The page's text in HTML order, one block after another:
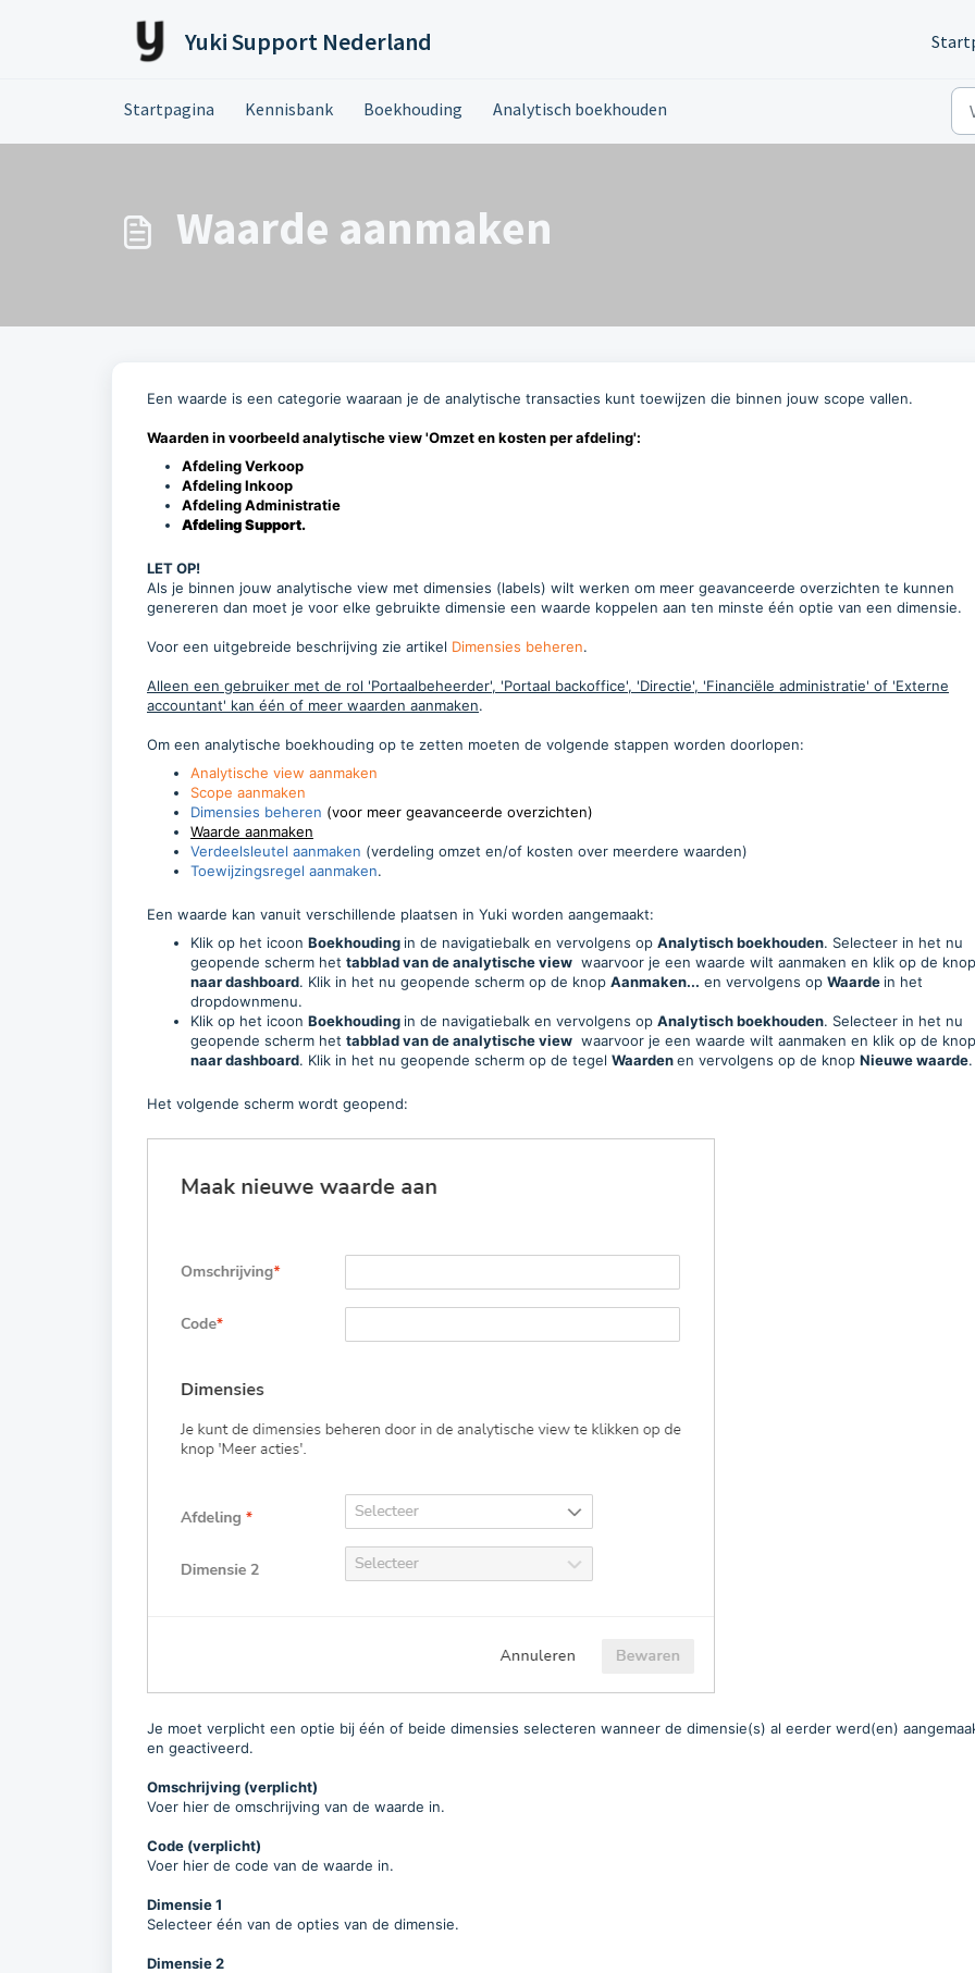
Yuki Support Nederland
Startpagina Kennisbank Boekhouding Analytisch boekhouden
Waarde aanmaken
Een waarde is een categorie waaraan je de analytische transacties kunt toewijzen die binnen jouw scope vallen.
Waarden in voorbeeld analytische view 'Omzet en kosten per afdeling':
Afdeling Verkoop
Afdeling Inkoop
Afdeling Administratie
Afdeling Support.
LET OP!
Als je binnen jouw analytische view met dimensies (labels) wilt werken om meer geavanceerde overzichten te kunnen
genereren dan moet je voor elke gebruikte dimensie een waarde koppelen aan ten minste één optie van een dimensie.
Voor een uitgebreide beschrijving zie artikel Dimensies beheren.
Alleen een gebruiker met de rol 'Portaalbeheerder', 'Portaal backoffice', 'Directie', 'Financiële administratie' of 'Externe
accountant' kan één of meer waarden aanmaken.
Om een analytische boekhouding op te zetten moeten de volgende stappen worden doorlopen:
Analytische view aanmaken
Scope aanmaken
Dimensies beheren (voor meer geavanceerde overzichten)
Waarde aanmaken
Verdeelsleutel aanmaken (verdeling omzet en/of kosten over meerdere waarden)
Toewijzingsregel aanmaken.
Een waarde kan vanuit verschillende plaatsen in Yuki worden aangemaakt:
Klik op het icoon Boekhouding in de navigatiebalk en vervolgens op Analytisch boekhouden. Selecteer in het nu
geopende scherm het tabblad van de analytische view waarvoor je een waarde wilt aanmaken en klik op de
naar dashboard. Klik in het nu geopende scherm op de knop Aanmaken... en vervolgens op Waarde in het
dropdownmenu.
Klik op het icoon Boekhouding in de navigatiebalk en vervolgens op Analytisch boekhouden. Selecteer in het nu
geopende scherm het tabblad van de analytische view waarvoor je een waarde wilt aanmaken en klik op de
naar dashboard. Klik in het nu geopende scherm op de tegel Waardenen vervolgens op de knop Nieuwe waarde.
Het volgende scherm wordt geopend:
Je moet verplicht een optie bij één of beide dimensies selecteren wanneer de dimensie(s) al eerder werd(en)
en geactiveerd.
Omschrijving (verplicht)
Voer hier de omschrijving van de waarde in.
Code (verplicht)
Voer hier de code van de waarde in.
Dimensie 1
Selecteer één van de opties van de dimensie.
Dimensie 2